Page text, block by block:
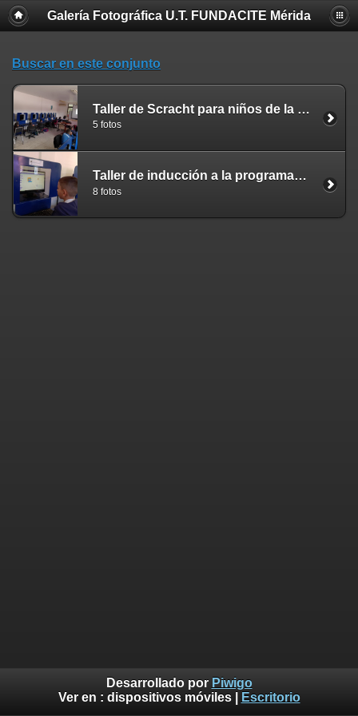
Galería Fotográfica U.T. FUNDACITE Mérida
Buscar en este conjunto
Taller de Scracht para niños de la EB Coromoto 21 02 2024
5 fotos
Taller de inducción a la programación con Scratch dirigido a niños de la Ruta Científica de Robótica Educativa 30 01 2024
8 fotos
Desarrollado por Piwigo
Ver en : dispositivos móviles| Escritorio